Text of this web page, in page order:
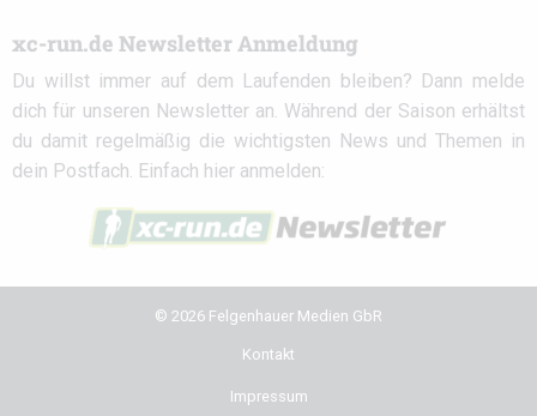
xc-run.de Newsletter Anmeldung
Du willst immer auf dem Laufenden bleiben? Dann melde
dich für unseren Newsletter an. Während der Saison erhältst
du damit regelmäßig die wichtigsten News und Themen in
dein Postfach. Einfach hier anmelden:
© 2026 Felgenhauer Medien GbR
Kontakt
Impressum